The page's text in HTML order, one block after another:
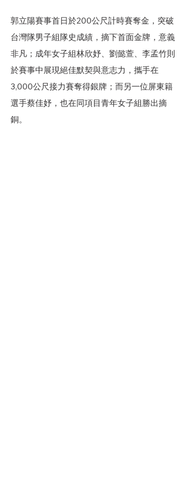
郭立陽賽事首日於200公尺計時賽奪金，突破
台灣隊男子組隊史成績，摘下首面金牌，意義
非凡；成年女子組林欣妤、劉懿萱、李孟竹則
於賽事中展現絕佳默契與意志力，攜手在
3,000公尺接力賽奪得銀牌；而另一位屏東籍
選手蔡佳妤，也在同項目青年女子組勝出摘
銅。